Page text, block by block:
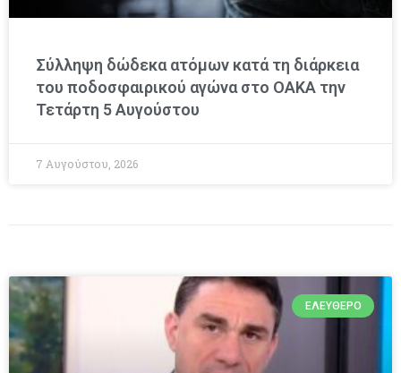
Σύλληψη δώδεκα ατόμων κατά τη διάρκεια
του ποδοσφαιρικού αγώνα στο ΟΑΚΑ την
Τετάρτη 5 Αυγούστου
7 Αυγούστου, 2026
ΕΛΕΎΘΕΡΟ